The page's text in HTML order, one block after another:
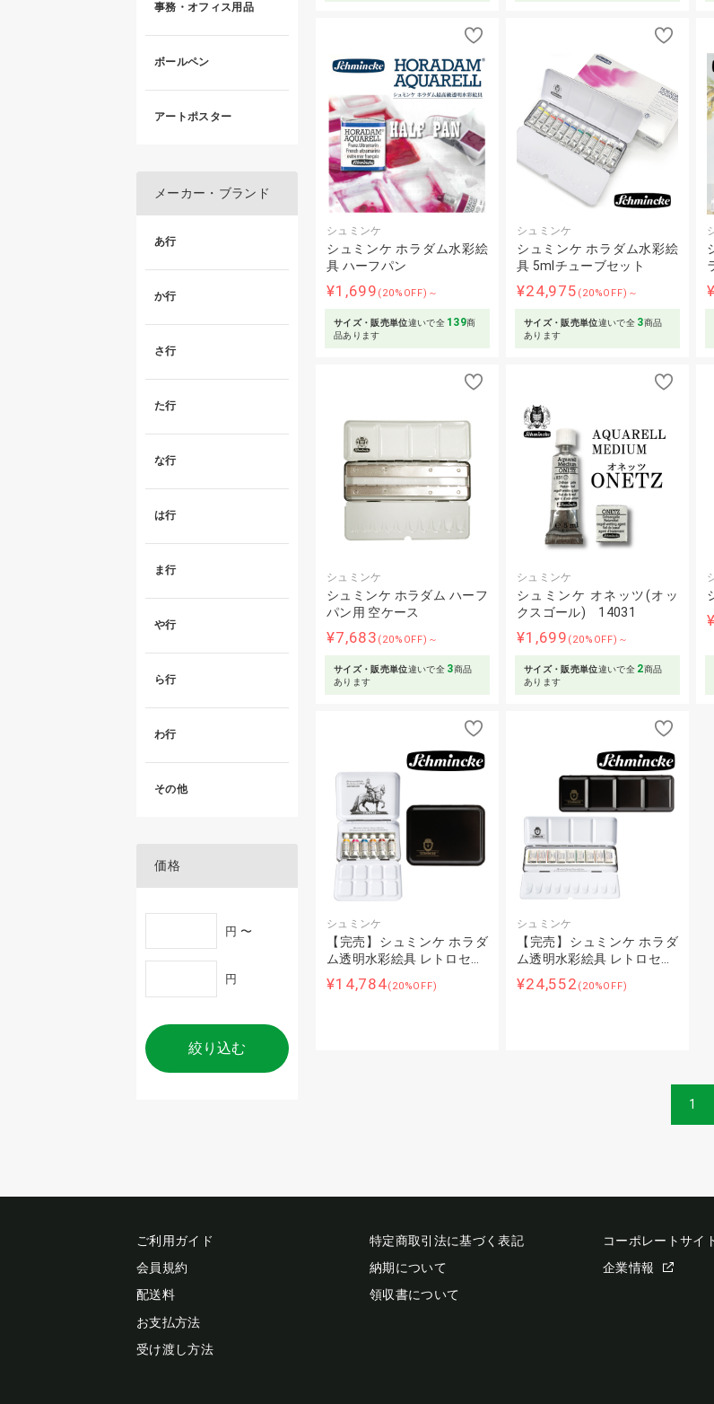
シュミンケ
シュミンケ ホラダム水彩絵
具 ハーフパン
¥1,699 (20%OFF)～
サイズ・販売単位違いで全 139商
品あります
シュミンケ
シュミンケ ホラダム水彩絵
具 5mlチューブセット
¥24,975 (20%OFF)～
サイズ・販売単位違いで全 3商品
あります
シュミンケ
シュミンケ ホラダム ハーフ
パン用 空ケース
¥7,683 (20%OFF)～
サイズ・販売単位違いで全 3商品
あります
シュミンケ
シュミンケ オネッツ(オッ
クスゴール) 14031
¥1,699 (20%OFF)～
サイズ・販売単位違いで全 2商品
あります
シュミンケ
【完売】シュミンケ ホラダ
ム透明水彩絵具 レトロセ…
¥14,784(20%OFF)
シュミンケ
【完売】シュミンケ ホラダ
ム透明水彩絵具 レトロセ…
¥24,552 (20%OFF)
1
事務・オフィス用品
ボールペン
アートポスター
メーカー・ブランド
あ行
か行
さ行
た行
な行
は行
ま行
や行
ら行
わ行
その他
価格
円 〜
円
絞り込む
ご利用ガイド
会員規約
配送料
お支払方法
受け渡し方法
特定商取引法に基づく表記
納期について
領収書について
コーポレートサイ
企業情報